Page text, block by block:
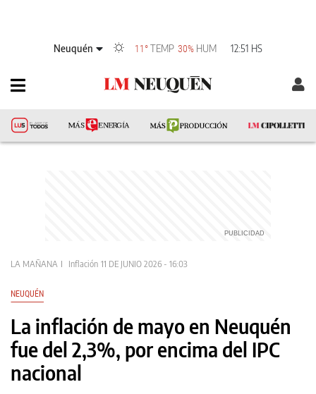
Neuquén 11°TEMP 30% HUM 12:51 HS
LA MAÑANA Inflación 11 DE JUNIO 2026 - 16:03
NEUQUÉN
La inflación de mayo en Neuquén
fue del 2,3%, por encima del IPC
nacional